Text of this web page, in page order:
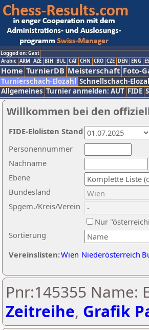
Logged on: Gast
Arabic ARM AZE BIH BUL CAT CHN CRO CZE DEN ENG
Home TurnierDB Meisterschaft Foto-
Turnierschach-Elozahl Schnellschach-
Allgemeines Turnier anmelden: AUT FIDE
Willkommen bei den
Nachname
Ebene
Sortierung
Personennummer
Bundesland
Spgem./Kreis/Verein
Nur
Vereinslisten:Wien Niederösterreich
FIDE-Elolisten Stand
Pnr:145355 Name:
Zeitreihe, Grafik